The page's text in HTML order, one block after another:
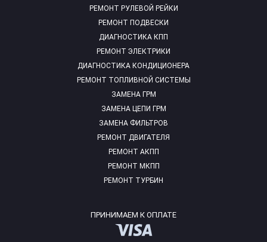
РЕМОНТ РУЛЕВОЙ РЕЙКИ
РЕМОНТ ПОДВЕСКИ
ДИАГНОСТИКА КПП
РЕМОНТ ЭЛЕКТРИКИ
ДИАГНОСТИКА КОНДИЦИОНЕРА
РЕМОНТ ТОПЛИВНОЙ СИСТЕМЫ
ЗАМЕНА ГРМ
ЗАМЕНА ЦЕПИ ГРМ
ЗАМЕНА ФИЛЬТРОВ
РЕМОНТ ДВИГАТЕЛЯ
РЕМОНТ АКПП
РЕМОНТ МКПП
РЕМОНТ ТУРБИН
ПРИНИМАЕМ К ОПЛАТЕ